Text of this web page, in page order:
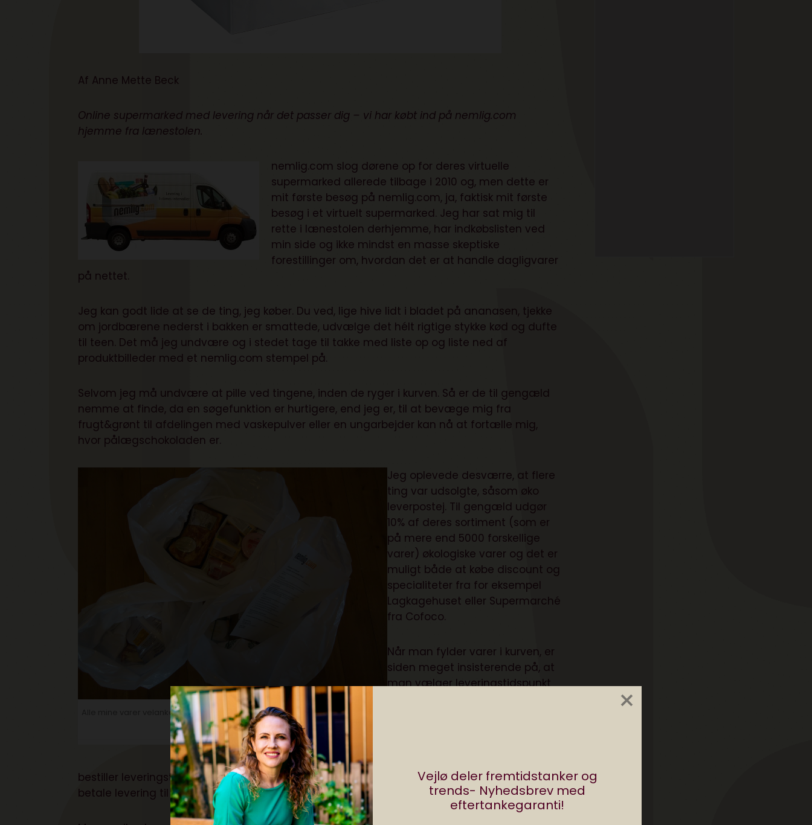
Vejlø deler fremtidstanker og
trends- Nyhedsbrev med
eftertankegaranti!
×
Af Anne Mette Beck
Online supermarked med levering når det passer dig – vi har købt ind på nemlig.com
hjemme fra lænestolen.
nemlig.com slog dørene op for deres virtuelle
supermarked allerede tilbage i 2010 og, men dette er
mit første besøg på nemlig.com, ja, faktisk mit første
besøg i et virtuelt supermarked. Jeg har sat mig til
rette i lænestolen derhjemme, har indkøbslisten ved
min side og ikke mindst en masse skeptiske
forestillinger om, hvordan det er at handle dagligvarer
på nettet.
Jeg kan godt lide at se de ting, jeg køber. Du ved, lige hive lidt i bladet på ananasen, tjekke
om jordbærene nederst i bakken er smattede, udvælge det hélt rigtige stykke kød og dufte
til teen. Det må jeg undvære og i stedet tage til takke med liste op og liste ned af
produktbilleder med et nemlig.com stempel på.
Selvom jeg må undvære at pille ved tingene, inden de ryger i kurven. Så er de til gengæld
nemme at finde, da en søgefunktion er hurtigere, end jeg er, til at bevæge mig fra
frugt&grønt til afdelingen med vaskepulver eller en ungarbejder kan nå at fortælle mig,
hvor pålægschokoladen er.
Alle mine varer velankommet og fordelt i poser efter frost, køl og varer der er
ligeglade med temperaturer
Jeg oplevede desværre, at flere
ting var udsolgte, såsom øko
leverpostej. Til gengæld udgør
10% af deres sortiment (som er
på mere end 5000 forskellige
varer) økologiske varer og det er
muligt både at købe discount og
specialiteter fra for eksempel
Lagkagehuset eller Supermarché
fra Cofoco.
Når man fylder varer i kurven, er
siden meget insisterende på, at
man vælger leveringstidspunkt
bestiller leveringstidspunkt med en times interval og man skal købe ind for over 400 kr. +
betale levering til 39 kr.